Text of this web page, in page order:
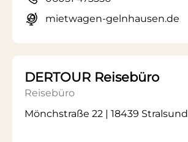
mietwagen-gelnhausen.de
DERTOUR Reisebüro
Reisebüro
Mönchstraße 22 | 18439 Stralsund